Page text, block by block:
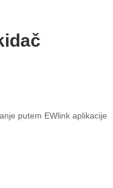
putem EWlink aplikacije